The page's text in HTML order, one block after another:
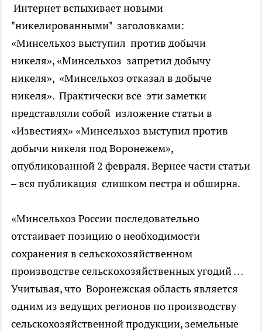
Интернет вспыхивает новыми
"никелированными" заголовками:
«Минсельхоз выступил против добычи
никеля», «Минсельхоз запретил добычу
никеля», «Минсельхоз отказал в добыче
никеля». Практически все эти заметки
представляли собой изложение статьи в
«Известиях» «Минсельхоз выступил против
добычи никеля под Воронежем»,
опубликованной 2 февраля. Вернее части статьи
– вся публикация слишком пестра и обширна.
«Минсельхоз России последовательно
отстаивает позицию о необходимости
сохранения в сельскохозяйственном
производстве сельскохозяйственных угодий…
Учитывая, что Воронежская область является
одним из ведущих регионов по производству
сельскохозяйственной продукции, земельные